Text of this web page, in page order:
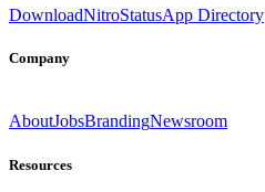
DownloadNitroStatusApp Directory
Company
AboutJobsBrandingNewsroom
Resources